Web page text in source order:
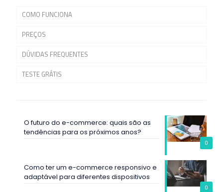
COMO FUNCIONA
PREÇOS
DÚVIDAS FREQUENTES
TESTE GRÁTIS
0
O futuro do e-commerce: quais são as
tendências para os próximos anos?
0
Como ter um e-commerce responsivo e
adaptável para diferentes dispositivos